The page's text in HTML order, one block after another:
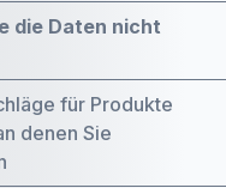
die Daten nicht
für Produkte
denen Sie